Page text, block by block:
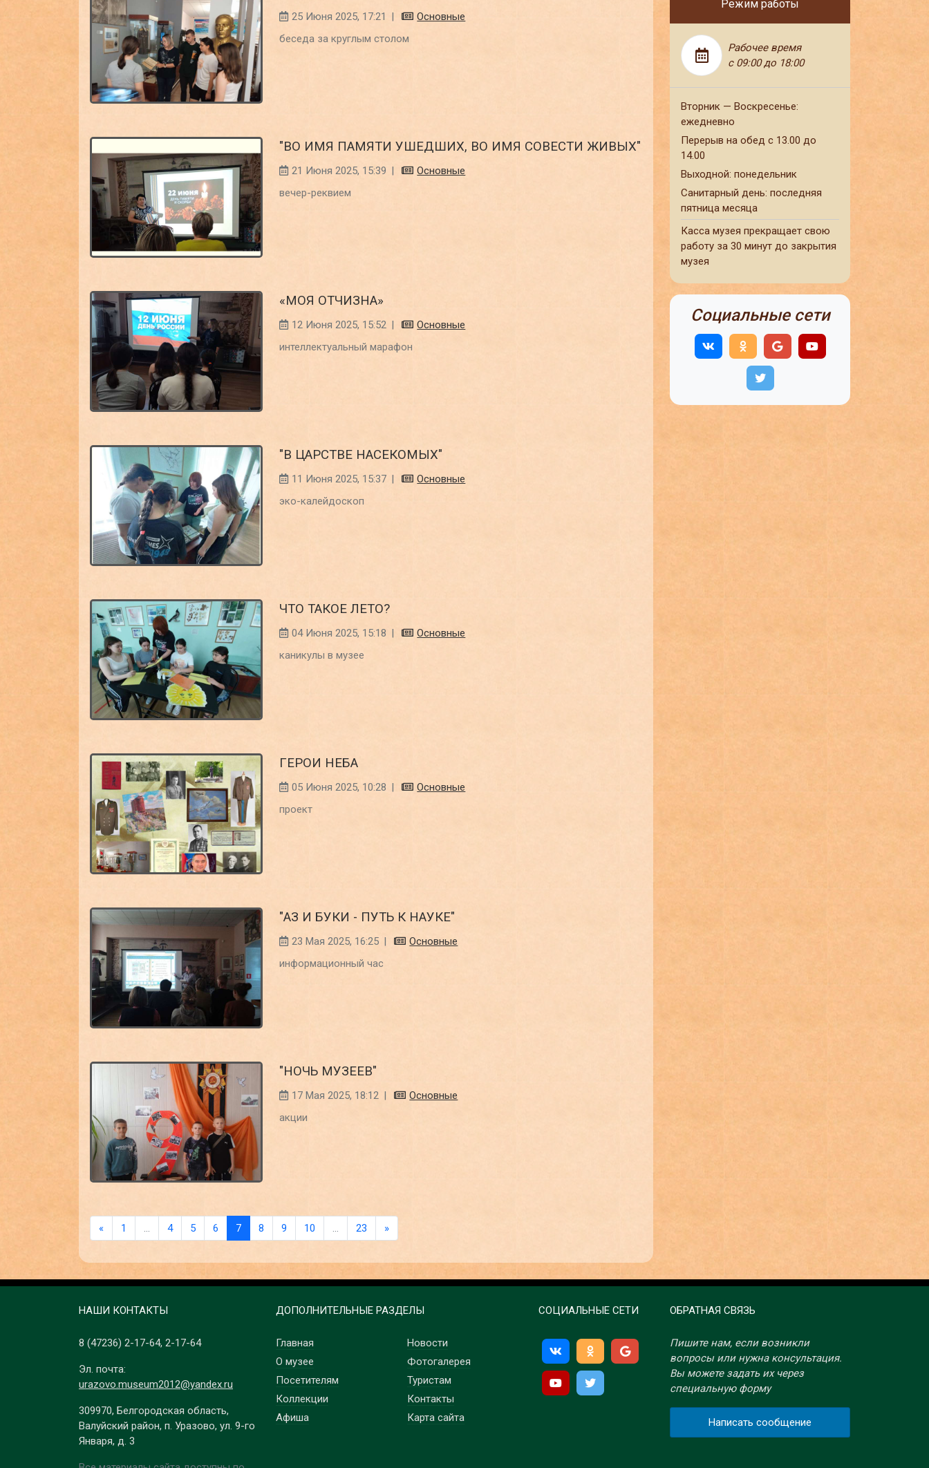
25 Июня 2025, 17:21 |
Основные
беседа за круглым столом
"ВО ИМЯ ПАМЯТИ УШЕДШИХ, ВО ИМЯ СОВЕСТИ ЖИВЫХ"
21 Июня 2025, 15:39 |
Основные
вечер-реквием
«МОЯ ОТЧИЗНА»
12 Июня 2025, 15:52 |
Основные
интеллектуальный марафон
"В ЦАРСТВЕ НАСЕКОМЫХ"
11 Июня 2025, 15:37 |
Основные
эко-калейдоскоп
ЧТО ТАКОЕ ЛЕТО?
04 Июня 2025, 15:18 |
Основные
каникулы в музее
ГЕРОИ НЕБА
05 Июня 2025, 10:28 |
Основные
проект
"АЗ И БУКИ - ПУТЬ К НАУКЕ"
23 Мая 2025, 16:25 |
Основные
информационный час
"НОЧЬ МУЗЕЕВ"
17 Мая 2025, 18:12 |
Основные
акции
« 1 … 4 5 6 7 8 9 10 … 23 »
Режим работы
Рабочее время
с 09:00 до 18:00
Вторник — Воскресенье:
ежедневно
Перерыв на обед с 13.00 до
14.00
Выходной: понедельник
Санитарный день: последняя
пятница месяца
Касса музея прекращает свою
работу за 30 минут до закрытия
музея
Социальные сети
НАШИ КОНТАКТЫ
8 (47236) 2-17-64, 2-17-64
Эл. почта:
urazovo.museum2012@yandex.ru
309970, Белгородская область,
Валуйский район, п. Уразово, ул. 9-го
Января, д. 3
ДОПОЛНИТЕЛЬНЫЕ РАЗДЕЛЫ
Главная
О музее
Посетителям
Коллекции
Афиша
Новости
Фотогалерея
Туристам
Контакты
Карта сайта
СОЦИАЛЬНЫЕ СЕТИ ОБРАТНАЯ СВЯЗЬ
Пишите нам, если возникли
вопросы или нужна консультация.
Вы можете задать их через
специальную форму
Написать сообщение